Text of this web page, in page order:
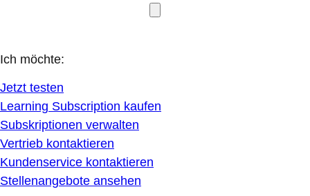
Ich möchte:
Jetzt testen
Learning Subscription kaufen
Subskriptionen verwalten
Vertrieb kontaktieren
Kundenservice kontaktieren
Stellenangebote ansehen